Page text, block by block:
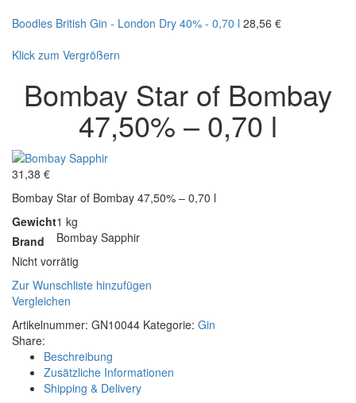
Boodles British Gin - London Dry 40% - 0,70 l 28,56 €
Klick zum Vergrößern
Bombay Star of Bombay
47,50% – 0,70 l
31,38 €
Bombay Star of Bombay 47,50% – 0,70 l
Gewicht1 kg
Brand
Bombay Sapphir
Nicht vorrätig
Zur Wunschliste hinzufügen
Vergleichen
Artikelnummer: GN10044 Kategorie: Gin
Share:
Beschreibung
Zusätzliche Informationen
Shipping & Delivery